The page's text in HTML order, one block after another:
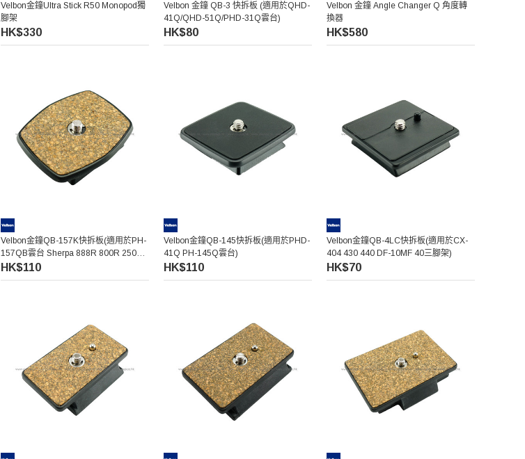
Velbon金鐘Ultra Stick R50 Monopod獨
腳架
HK$330
Velbon 金鐘 QB-3 快拆板 (適用於QHD-
41Q/QHD-51Q/PHD-31Q雲台)
HK$80
Velbon 金鐘 Angle Changer Q 角度轉
換器
HK$580
Velbon金鐘QB-157K快拆板(適用於PH-
157QB雲台 Sherpa 888R 800R 250R
450R)
HK$110
Velbon金鐘QB-145快拆板(適用於PHD-
41Q PH-145Q雲台)
HK$110
Velbon金鐘QB-4LC快拆板(適用於CX-
404 430 440 DF-10MF 40三腳架)
HK$70